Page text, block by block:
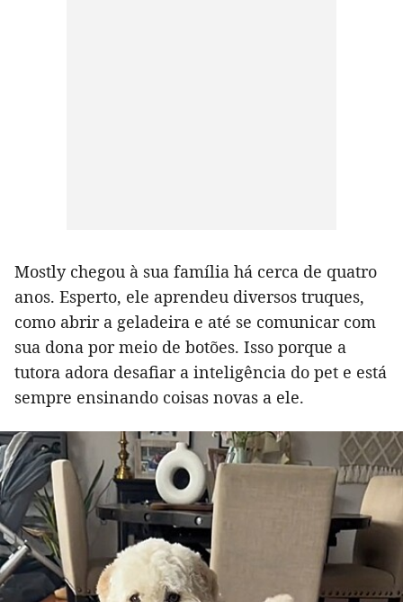
Mostly chegou à sua família há cerca de quatro
anos. Esperto, ele aprendeu diversos truques,
como abrir a geladeira e até se comunicar com
sua dona por meio de botões. Isso porque a
tutora adora desafiar a inteligência do pet e está
sempre ensinando coisas novas a ele.